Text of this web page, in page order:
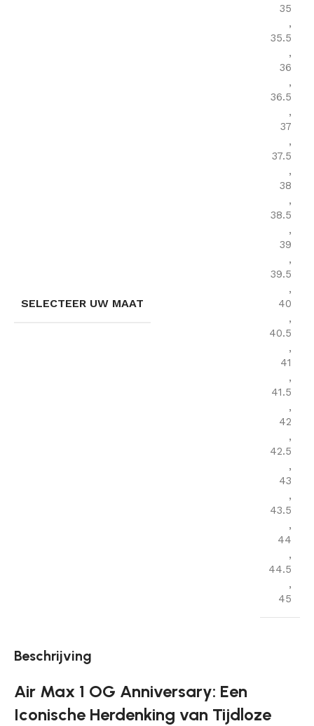
SELECTEER UW MAAT
35
,
35.5
,
36
,
36.5
,
37
,
37.5
,
38
,
38.5
,
39
,
39.5
,
40
,
40.5
,
41
,
41.5
,
42
,
42.5
,
43
,
43.5
,
44
,
44.5
,
45
Beschrijving
Air Max 1 OG Anniversary: Een
Iconische Herdenking van Tijdloze